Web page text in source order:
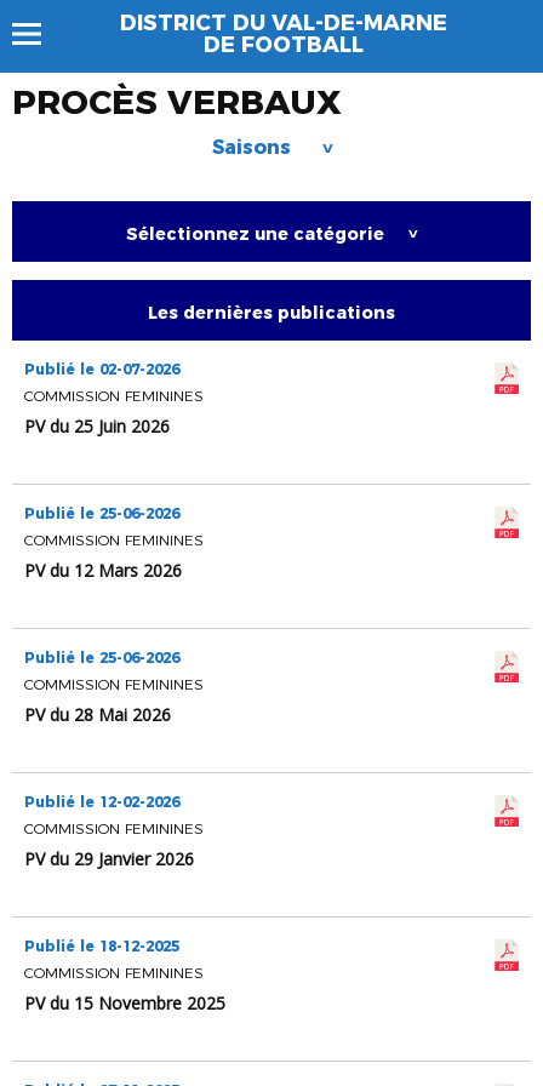
DISTRICT DU VAL-DE-MARNE
DE FOOTBALL
PROCÈS VERBAUX
Saisons >
Sélectionnez une catégorie >
Les dernières publications
Publié le 02-07-2026
COMMISSION FEMININES
PV du 25 Juin 2026
Publié le 25-06-2026
COMMISSION FEMININES
PV du 12 Mars 2026
Publié le 25-06-2026
COMMISSION FEMININES
PV du 28 Mai 2026
Publié le 12-02-2026
COMMISSION FEMININES
PV du 29 Janvier 2026
Publié le 18-12-2025
COMMISSION FEMININES
PV du 15 Novembre 2025